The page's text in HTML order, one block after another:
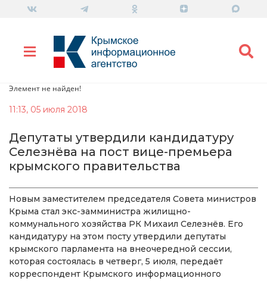
Элемент не найден!
11:13, 05 июля 2018
Депутаты утвердили кандидатуру
Селезнёва на пост вице-премьера
крымского правительства
Новым заместителем председателя Совета министров
Крыма стал экс-замминистра жилищно-
коммунального хозяйства РК Михаил Селезнёв. Его
кандидатуру на этом посту утвердили депутаты
крымского парламента на внеочередной сессии,
которая состоялась в четверг, 5 июля, передаёт
корреспондент Крымского информационного